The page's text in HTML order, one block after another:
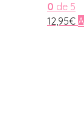
0 de 5
12,95€